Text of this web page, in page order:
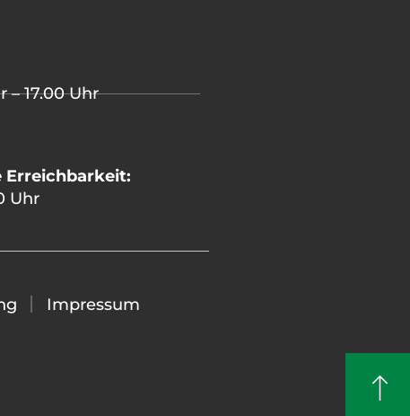
– 17.00 Uhr
Erreichbarkeit:
Uhr
Impressum